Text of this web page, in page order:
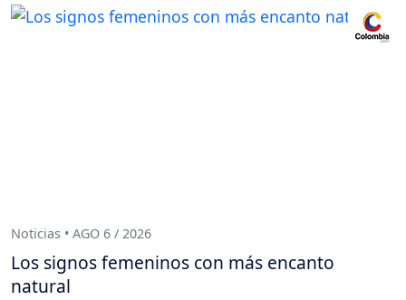
Noticias • AGO 6 / 2026
Los signos femeninos con más encanto
natural